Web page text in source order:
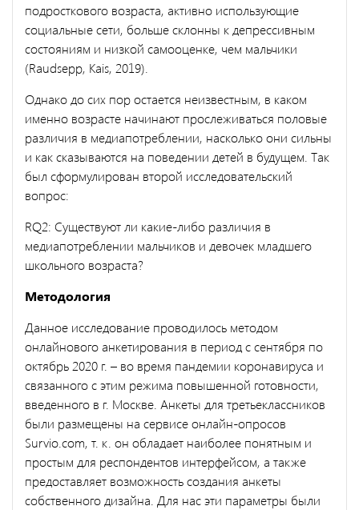
подросткового возраста, активно использующие
социальные сети, больше склонны к депрессивным
состояниям и низкой самооценке, чем мальчики
(Raudsepp, Kais, 2019).
Однако до сих пор остается неизвестным, в каком
именно возрасте начинают прослеживаться половые
различия в медиапотреблении, насколько они сильны
и как сказываются на поведении детей в будущем. Так
был сформулирован второй исследовательский
вопрос:
RQ2: Существуют ли какие-либо различия в
медиапотреблении мальчиков и девочек младшего
школьного возраста?
Методология
Данное исследование проводилось методом
онлайнового анкетирования в период c сентября по
октябрь 2020 г. – во время пандемии коронавируса и
связанного с этим режима повышенной готовности,
введенного в г. Москве. Анкеты для третьеклассников
были размещены на сервисе онлайн-опросов
Survio.com, т. к. он обладает наиболее понятным и
простым для респондентов интерфейсом, а также
предоставляет возможность создания анкеты
собственного дизайна. Для нас эти параметры были